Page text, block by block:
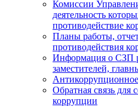
Комиссии
деятельность
противодействие
Планы работы,
противодействия
Информация о СЗП
заместителей,
Обратная связь для
коррупции